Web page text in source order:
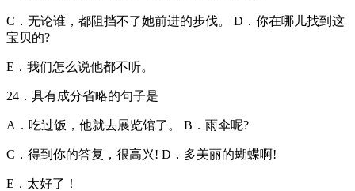
C．无论谁，都阻挡不了她前进的步伐。 D．你在哪儿找到这
宝贝的?
E．我们怎么说他都不听。
24．具有成分省略的句子是
A．吃过饭，他就去展览馆了。 B．雨伞呢?
C．得到你的答复，很高兴! D．多美丽的蝴蝶啊!
E．太好了！